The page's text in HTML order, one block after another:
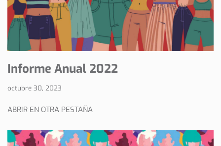
Informe Anual 2022
octubre 30, 2023
ABRIR EN OTRA PESTAÑA